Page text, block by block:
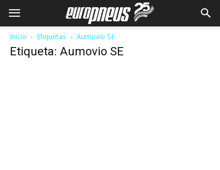
Inicio Etiquetas Aumovio SE
Etiqueta: Aumovio SE